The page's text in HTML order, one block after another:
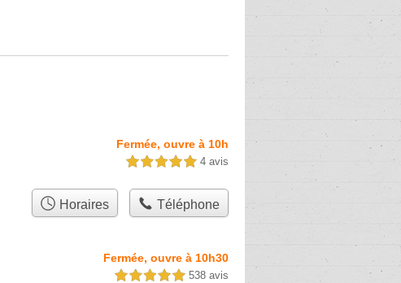
Fermée, ouvre à 10h
5,0 étoiles sur 5 4 avis
Horaires Téléphone
Fermée, ouvre à 10h30
5,0 étoiles sur 5 538 avis